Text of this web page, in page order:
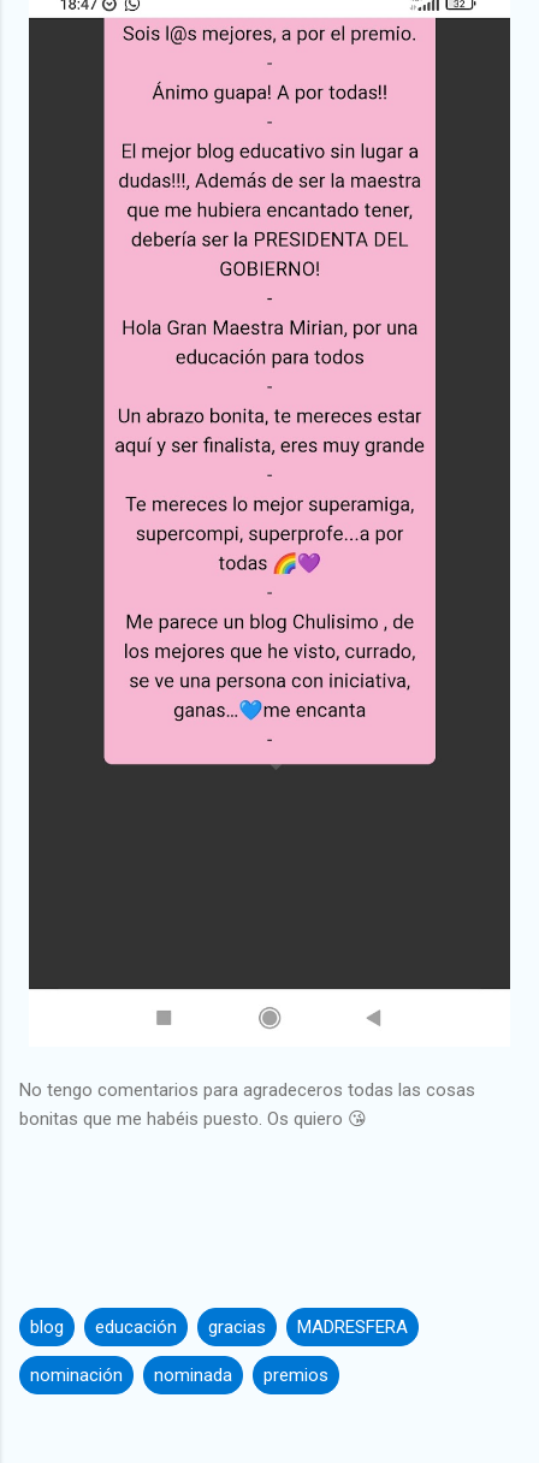
No tengo comentarios para agradeceros todas las cosas
bonitas que me habéis puesto. Os quiero 😘
blog educación gracias MADRESFERA
nominación nominada premios